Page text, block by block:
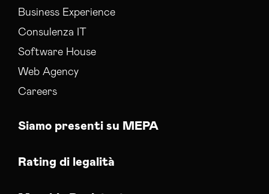
Business Experience
Consulenza IT
Software House
Web Agency
Careers
Siamo presenti su MEPA
Rating di legalità